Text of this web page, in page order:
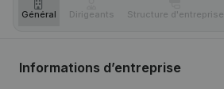
Général Dirigeants Structure d'entreprise
Informations d’entreprise